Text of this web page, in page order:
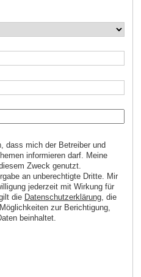
dass mich der Betreiber und
informieren darf. Meine
Zweck genutzt.
an unberechtigte Dritte. Mir
jederzeit mit Wirkung für
die Datenschutzerklärung, die
zur Berichtigung,
beinhaltet.